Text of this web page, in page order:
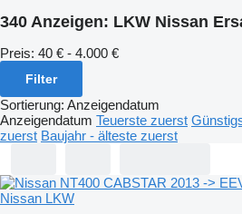
340 Anzeigen: LKW Nissan
Preis: 40 € - 4.000 €
Filter
Sortierung: Anzeigendatum
Anzeigendatum Teuerste zuerst
zuerst Baujahr - älteste zuerst